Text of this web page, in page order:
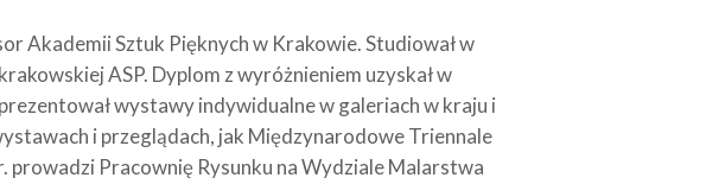
Akademii Sztuk Pięknych w Krakowie. Studiował w
ASP. Dyplom z wyróżnieniem uzyskał w
wystawy indywidualne w galeriach w kraju i
i przeglądach, jak Międzynarodowe Triennale
prowadzi Pracownię Rysunku na Wydziale Malarstwa